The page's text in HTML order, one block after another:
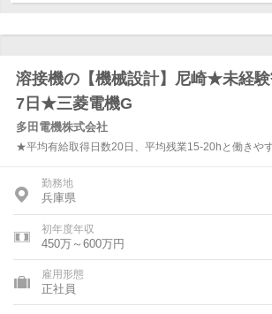
溶接機の【機械設計】尼崎★未経
7日★三菱電機G
多田電機株式会社
★平均有給取得日数20日、平均残業15-20hと働きや
勤務地
兵庫県
初年度年収
450万～600万円
雇用形態
正社員